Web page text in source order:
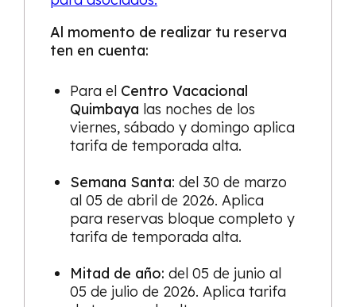
Al momento de realizar tu reserva
ten en cuenta:
Para el Centro Vacacional
Quimbaya las noches de los
viernes, sábado y domingo aplica
tarifa de temporada alta.
Semana Santa: del 30 de marzo
al 05 de abril de 2026. Aplica
para reservas bloque completo y
tarifa de temporada alta.
Mitad de año: del 05 de junio al
05 de julio de 2026. Aplica tarifa